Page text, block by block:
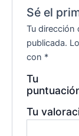
Sé el
Tu dirección
publicada.
con *
Tu
Tu